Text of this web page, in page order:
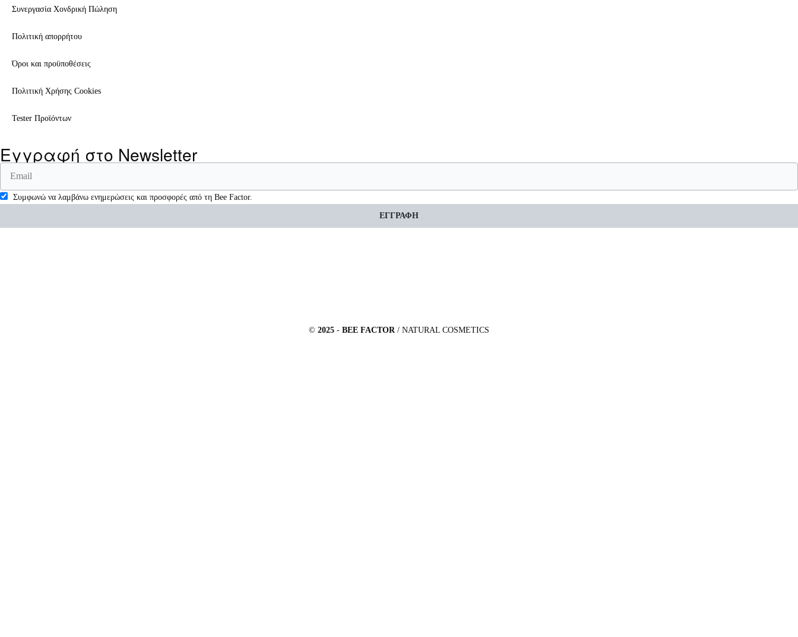
Συνεργασία Χονδρική Πώληση
Πολιτική απορρήτου
Όροι και προϋποθέσεις
Πολιτική Χρήσης Cookies
Tester Προϊόντων
Εγγραφή στο Newsletter
Συμφωνώ να λαμβάνω ενημερώσεις και προσφορές από τη Bee Factor.
ΕΓΓΡΑΦΗ
© 2025 - BEE FACTOR / NATURAL COSMETICS